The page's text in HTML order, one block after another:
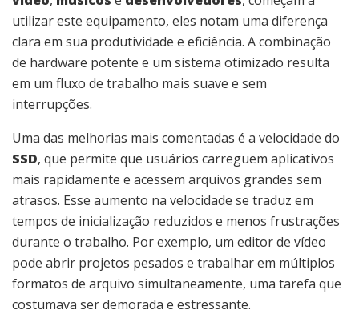
utilizar este equipamento, eles notam uma diferença
clara em sua produtividade e eficiência. A combinação
de hardware potente e um sistema otimizado resulta
em um fluxo de trabalho mais suave e sem
interrupções.
Uma das melhorias mais comentadas é a velocidade do
SSD, que permite que usuários carreguem aplicativos
mais rapidamente e acessem arquivos grandes sem
atrasos. Esse aumento na velocidade se traduz em
tempos de inicialização reduzidos e menos frustrações
durante o trabalho. Por exemplo, um editor de vídeo
pode abrir projetos pesados e trabalhar em múltiplos
formatos de arquivo simultaneamente, uma tarefa que
costumava ser demorada e estressante.